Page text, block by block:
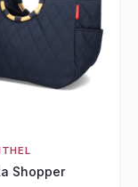
Shopper